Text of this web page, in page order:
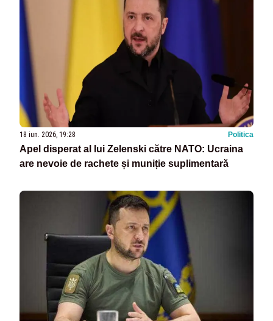
18 iun. 2026, 19:28 Politica
Apel disperat al lui Zelenski către NATO: Ucraina
are nevoie de rachete și muniție suplimentară